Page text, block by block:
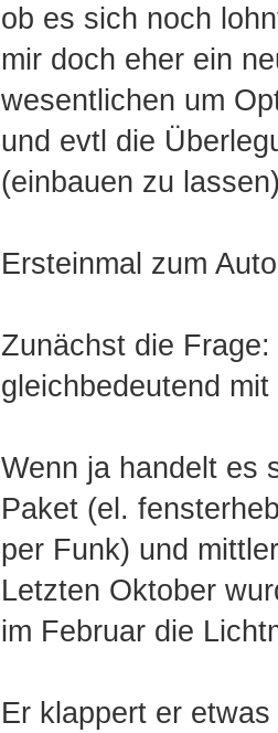
ob es sich noch
mir doch eher ein
wesentlichen um
und evtl die
(einbauen zu
Ersteinmal zum
Zunächst die
gleichbedeutend
Wenn ja handelt es
Paket (el.
per Funk) und
Letzten Oktober
im Februar die
Er klappert er